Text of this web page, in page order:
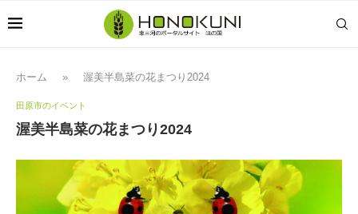
ホーム » 渥美半島菜の花まつり2024
田原市のイベント
渥美半島菜の花まつり2024